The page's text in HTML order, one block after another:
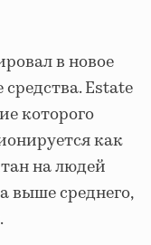
в новое
Estate
которого
как
на людей
выше среднего,